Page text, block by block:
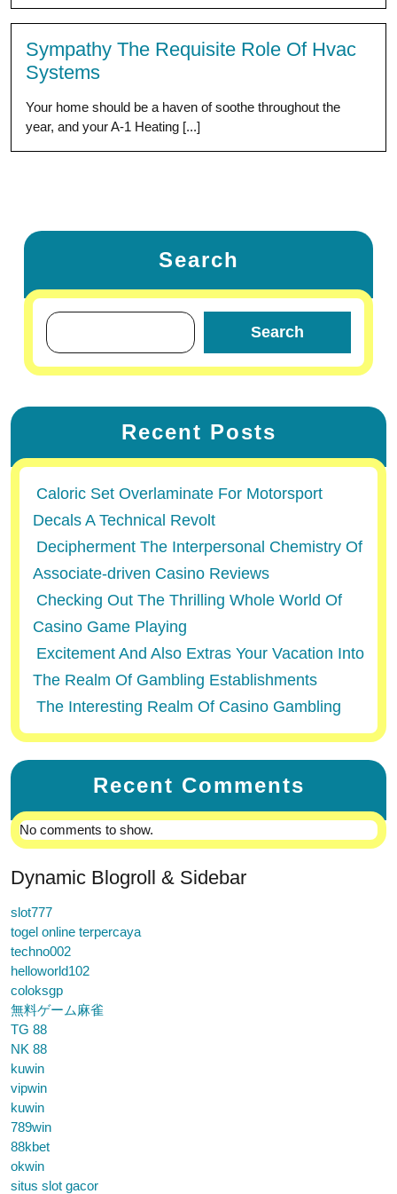
Sympathy The Requisite Role Of Hvac
Systems
Your home should be a haven of soothe throughout the
year, and your A-1 Heating [...]
Search
Search
Recent Posts
Caloric Set Overlaminate For Motorsport
Decals A Technical Revolt
Decipherment The Interpersonal Chemistry Of
Associate-driven Casino Reviews
Checking Out The Thrilling Whole World Of
Casino Game Playing
Excitement And Also Extras Your Vacation Into
The Realm Of Gambling Establishments
The Interesting Realm Of Casino Gambling
Recent Comments
No comments to show.
Dynamic Blogroll & Sidebar
slot777
togel online terpercaya
techno002
helloworld102
coloksgp
無料ゲーム麻雀
TG 88
NK 88
kuwin
vipwin
kuwin
789win
88kbet
okwin
situs slot gacor